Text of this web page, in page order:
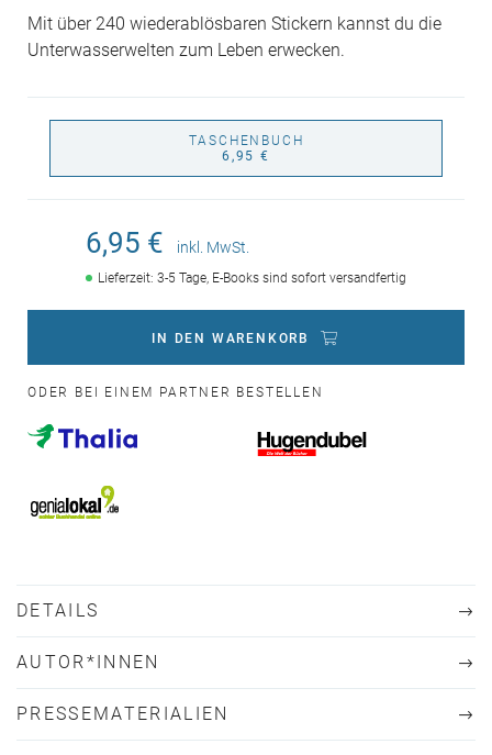
Mit über 240 wiederablösbaren Stickern kannst du die
Unterwasserwelten zum Leben erwecken.
TASCHENBUCH
6,95 €
6,95 € inkl. MwSt.
Lieferzeit: 3-5 Tage, E-Books sind sofort versandfertig
IN DEN WARENKORB
ODER BEI EINEM PARTNER BESTELLEN
DETAILS
AUTOR*INNEN
PRESSEMATERIALIEN